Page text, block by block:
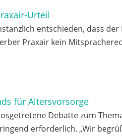
Urteil
entschieden, dass
Praxair kein
für Altersvorsorge
Debatte zum
erforderlich. „Wir